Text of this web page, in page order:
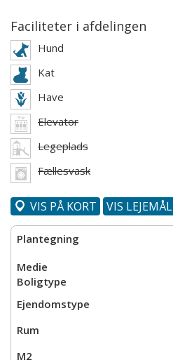
Faciliteter i afdelingen
Hund
Kat
Have
Elevator
Legeplads
Fællesvask
VIS PÅ KORT VIS LEJEMÅL